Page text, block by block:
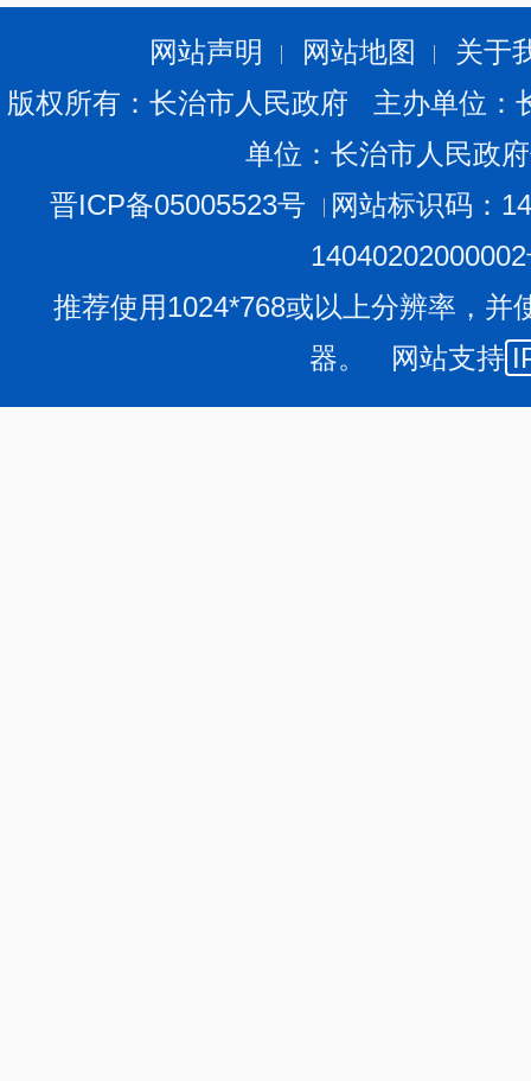
网站声明 网站地图
关于
版权所有：长治市人民政府 主办单位
单位：长治市人民政
晋ICP备05005523号
网站标识码：
推荐使用1024*768或以上分辨率，并
器。 网站支持